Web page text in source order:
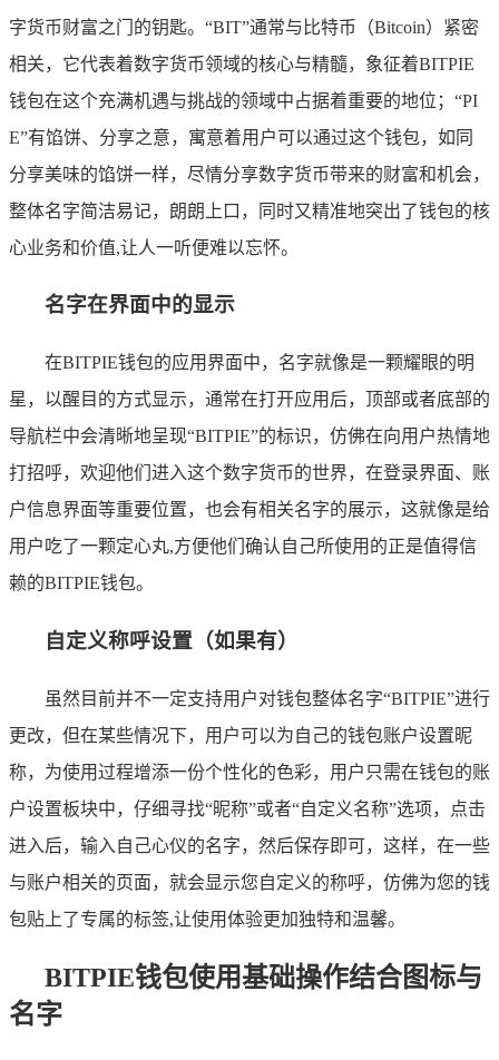
字货币财富之门的钥匙。“BIT”通常与比特币（Bitcoin）紧密
相关，它代表着数字货币领域的核心与精髓，象征着BITPIE
钱包在这个充满机遇与挑战的领域中占据着重要的地位；“PI
E”有馅饼、分享之意，寓意着用户可以通过这个钱包，如同
分享美味的馅饼一样，尽情分享数字货币带来的财富和机会，
整体名字简洁易记，朗朗上口，同时又精准地突出了钱包的核
心业务和价值,让人一听便难以忘怀。
名字在界面中的显示
在BITPIE钱包的应用界面中，名字就像是一颗耀眼的明
星，以醒目的方式显示，通常在打开应用后，顶部或者底部的
导航栏中会清晰地呈现“BITPIE”的标识，仿佛在向用户热情地
打招呼，欢迎他们进入这个数字货币的世界，在登录界面、账
户信息界面等重要位置，也会有相关名字的展示，这就像是给
用户吃了一颗定心丸,方便他们确认自己所使用的正是值得信
赖的BITPIE钱包。
自定义称呼设置（如果有）
虽然目前并不一定支持用户对钱包整体名字“BITPIE”进行
更改，但在某些情况下，用户可以为自己的钱包账户设置昵
称，为使用过程增添一份个性化的色彩，用户只需在钱包的账
户设置板块中，仔细寻找“昵称”或者“自定义名称”选项，点击
进入后，输入自己心仪的名字，然后保存即可，这样，在一些
与账户相关的页面，就会显示您自定义的称呼，仿佛为您的钱
包贴上了专属的标签,让使用体验更加独特和温馨。
BITPIE钱包使用基础操作结合图标与
名字